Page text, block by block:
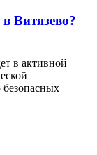
Витязево?
в активной